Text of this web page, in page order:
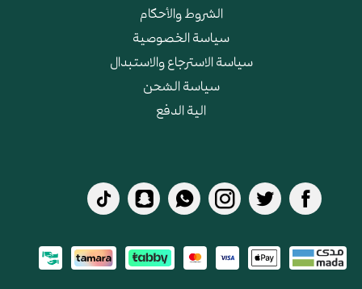
الشروط والأحكام
سياسة الخصوصية
سياسة الاسترجاع والاستبدال
سياسة الشحن
الية الدفع